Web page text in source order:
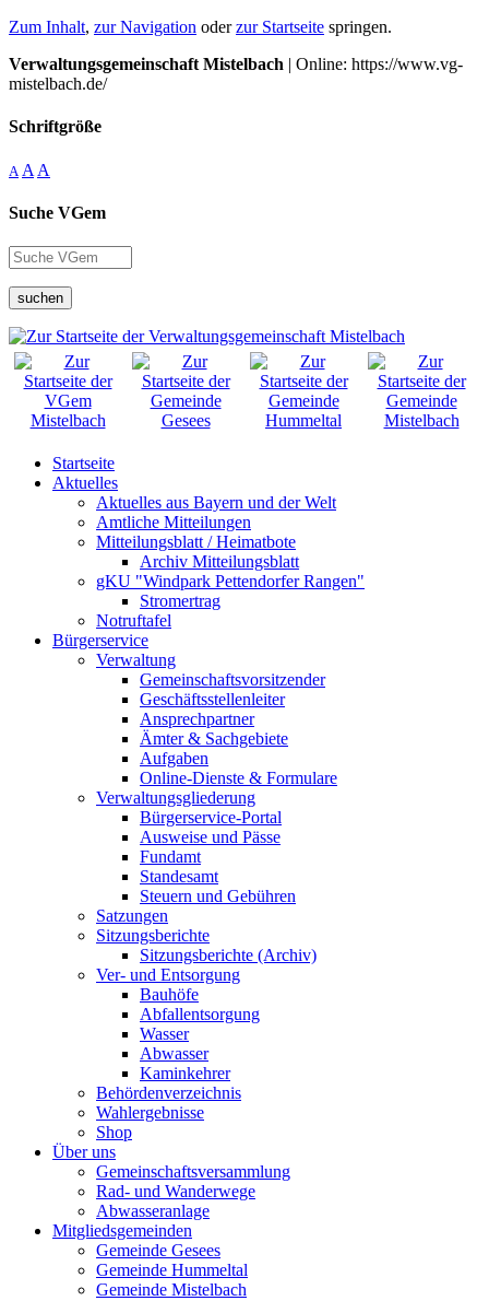
Zum Inhalt, zur Navigation oderzur Startseite springen.
Verwaltungsgemeinschaft Mistelbach | Online: https://www.vg-
mistelbach.de/
Schriftgröße
A A A
Suche VGem
suchen
Startseite
Aktuelles
Aktuelles aus Bayern und der Welt
Amtliche Mitteilungen
Mitteilungsblatt / Heimatbote
Archiv Mitteilungsblatt
gKU "Windpark Pettendorfer Rangen"
Stromertrag
Notruftafel
Bürgerservice
Verwaltung
Gemeinschaftsvorsitzender
Geschäftsstellenleiter
Ansprechpartner
Ämter & Sachgebiete
Aufgaben
Online-Dienste & Formulare
Verwaltungsgliederung
Bürgerservice-Portal
Ausweise und Pässe
Fundamt
Standesamt
Steuern und Gebühren
Satzungen
Sitzungsberichte
Sitzungsberichte (Archiv)
Ver- und Entsorgung
Bauhöfe
Abfallentsorgung
Wasser
Abwasser
Kaminkehrer
Behördenverzeichnis
Wahlergebnisse
Shop
Über uns
Gemeinschaftsversammlung
Rad- und Wanderwege
Abwasseranlage
Mitgliedsgemeinden
Gemeinde Gesees
Gemeinde Hummeltal
Gemeinde Mistelbach